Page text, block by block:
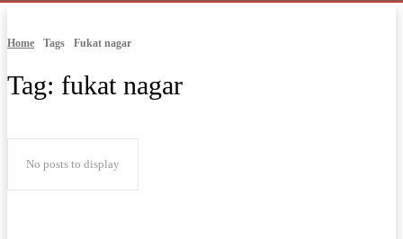
Home Tags Fukat nagar
Tag: fukat nagar
No posts to display